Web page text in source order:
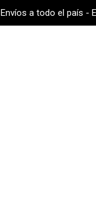
Envíos a todo el país -